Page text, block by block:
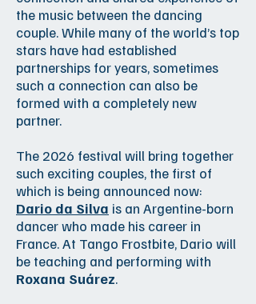
the music between the dancing
couple. While many of the world’s top
stars have had established
partnerships for years, sometimes
such a connection can also be
formed with a completely new
partner.
The 2026 festival will bring together
such exciting couples, the first of
which is being announced now:
Dario da Silva is an Argentine-born
dancer who made his career in
France. At Tango Frostbite, Dario will
be teaching and performing with
Roxana Suárez.